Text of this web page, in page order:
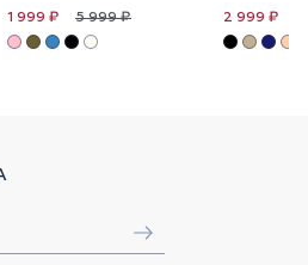
5 999 ₽
1 999 ₽ 2 999 ₽